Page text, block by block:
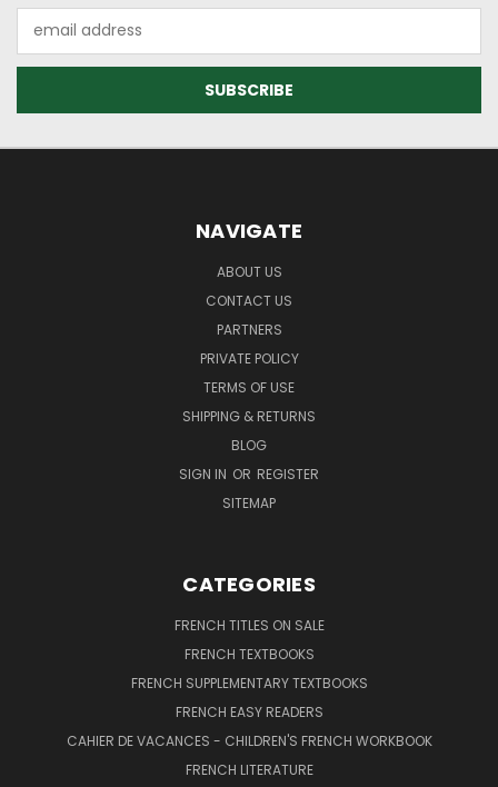
Address
NAVIGATE
ABOUT US
CONTACT US
PARTNERS
PRIVATE POLICY
TERMS OF USE
SHIPPING & RETURNS
BLOG
SIGN IN OR REGISTER
SITEMAP
CATEGORIES
FRENCH TITLES ON SALE
FRENCH TEXTBOOKS
FRENCH SUPPLEMENTARY TEXTBOOKS
FRENCH EASY READERS
CAHIER DE VACANCES - CHILDREN'S FRENCH WORKBOOK
FRENCH LITERATURE